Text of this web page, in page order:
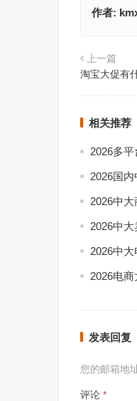
作者:
上一篇
淘宝大促有
相关推荐
2026多
2026国
2026中
2026中
2026中
2026电
发表回复
您的邮箱地
评论 *